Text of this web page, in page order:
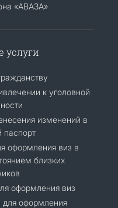
«АВАЗА»
услуги
к уголовной
изменений в
паспорт
оформления виз в
близких
оформления виз
для оформления